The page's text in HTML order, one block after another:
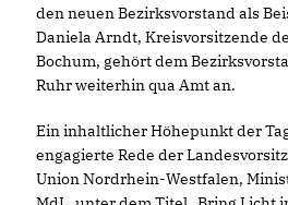
den neuen Bezirksvorstand als
Daniela Arndt, Kreisvorsitzende
Bochum, gehört dem
Ruhr weiterhin qua Amt an.
Ein inhaltlicher Höhepunkt der
engagierte Rede der
Union Nordrhein-Westfalen,